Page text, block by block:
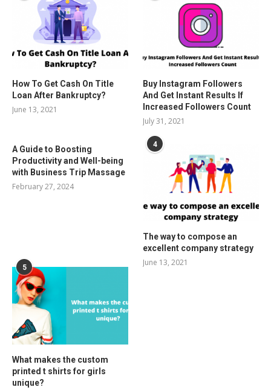
How To Get Cash On Title
Loan After Bankruptcy?
June 13, 2021
Buy Instagram Followers
And Get Instant Results If
Increased Followers Count
July 31, 2021
A Guide to Boosting
Productivity and Well-being
with Business Trip Massage
February 27, 2024
4
The way to compose an
excellent company strategy
June 13, 2021
5
What makes the custom
printed t shirts for girls
unique?